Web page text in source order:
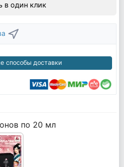
в один клик
способы доставки
по 20 мл